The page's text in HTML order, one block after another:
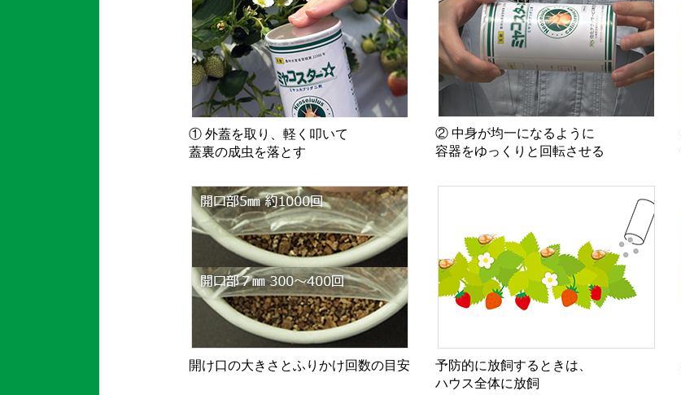
① 外蓋を取り、軽く叩いて
蓋裏の成虫を落とす
② 中身が均一になるように
容器をゆっくりと回転させる
開け口の大きさとふりかけ回数の目安
予防的に放飼するときは、
ハウス全体に放飼